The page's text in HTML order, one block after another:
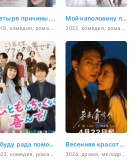
Четыре причины, почему я ненавижу Рождество Мой наполовину парень
Я буду рада помочь тому, кто попал в беду! Весенняя красота любви